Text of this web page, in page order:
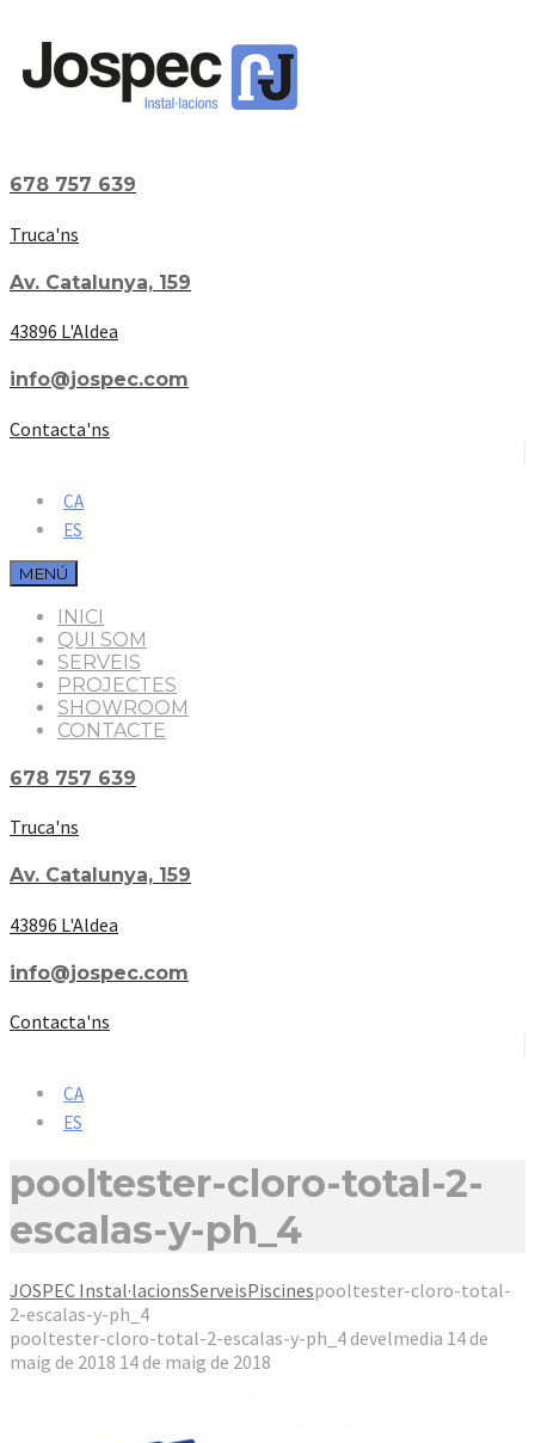
678 757 639
Truca'ns
Av. Catalunya, 159
43896 L'Aldea
info@jospec.com
Contacta'ns
CA
ES
MENÚ
INICI
QUI SOM
SERVEIS
PROJECTES
SHOWROOM
CONTACTE
678 757 639
Truca'ns
Av. Catalunya, 159
43896 L'Aldea
info@jospec.com
Contacta'ns
CA
ES
pooltester-cloro-total-2-
escalas-y-ph_4
JOSPEC Instal·lacionsServeisPiscinespooltester-cloro-total-
2-escalas-y-ph_4
pooltester-cloro-total-2-escalas-y-ph_4 develmedia 14 de
maig de 2018 14 de maig de 2018